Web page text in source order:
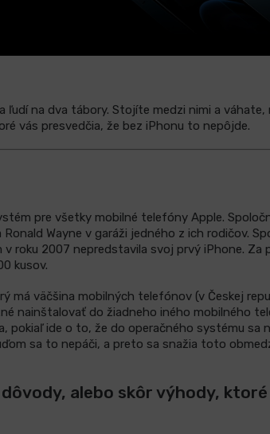
ľudí na dva tábory. Stojíte medzi nimi a váhate,
vás presvedčia, že bez iPhonu to nepôjde.
pre všetky mobilné telefóny Apple.
Wayne v garáži jedného z ich rodičov.
roku 2007 nepredstavila svoj prvý iPhone. Za
kusov.
má väčšina mobilných telefónov (v Českej
nainštalovať do žiadneho iného mobilného
pokiaľ ide o to, že do operačného systému sa
sa to nepáči, a preto sa snažia toto
alebo skôr výhody,